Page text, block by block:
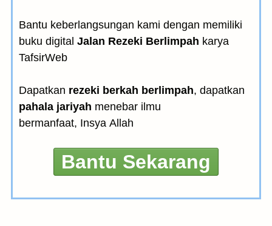
Bantu keberlangsungan kami dengan memiliki
buku digital Jalan Rezeki Berlimpah karya
TafsirWeb
Dapatkan rezeki berkah berlimpah, dapatkan
pahala jariyah menebar ilmu
bermanfaat, Insya Allah
Bantu Sekarang